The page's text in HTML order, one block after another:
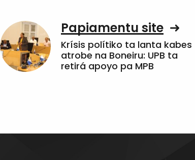
Papiamentu site
Krísis polítiko ta lanta kabes
atrobe na Boneiru: UPB ta
retirá apoyo pa MPB